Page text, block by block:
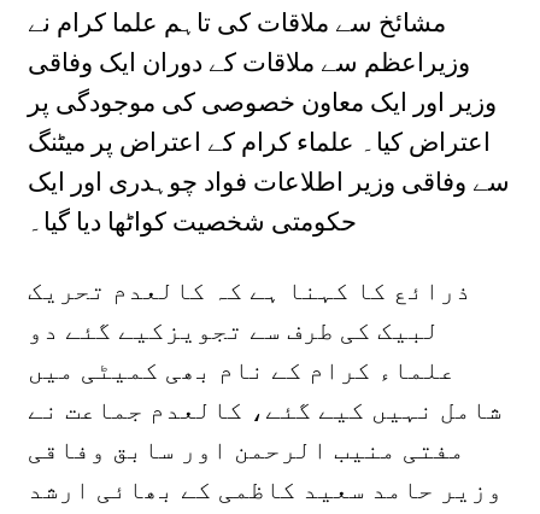
مشائخ سے ملاقات کی تاہم علما کرام نے
وزیراعظم سے ملاقات کے دوران ایک وفاقی
وزیر اور ایک معاون خصوصی کی موجودگی پر
اعتراض کیا۔ علماء کرام کے اعتراض پر میٹنگ
سے وفاقی وزیر اطلاعات فواد چوہدری اور ایک
حکومتی شخصیت کواٹھا دیا گیا۔
ذرائع کا کہنا ہے کہ کالعدم تحریک
لبیک کی طرف سے تجویزکیے گئے دو
علماء کرام کے نام بھی کمیٹی میں
شامل نہیں کیے گئے، کالعدم جماعت نے
مفتی منیب الرحمن اور سابق وفاقی
وزیر حامد سعید کاظمی کے بھائی ارشد